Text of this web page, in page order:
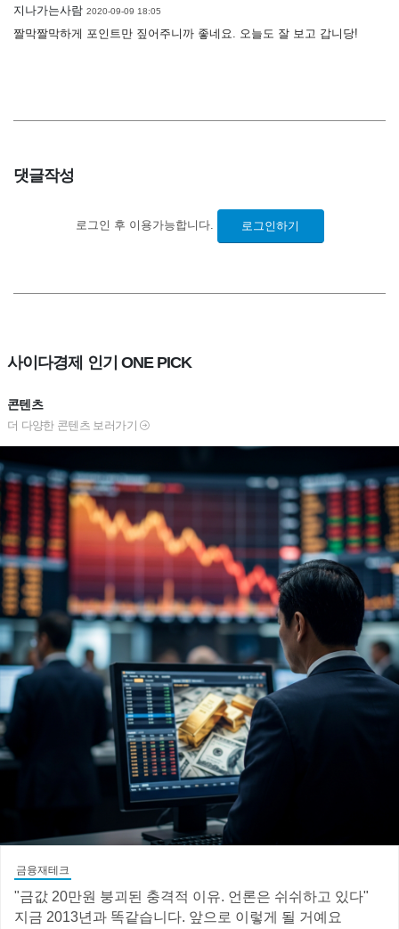
지나가는사람 2020-09-09 18:05
짤막짤막하게 포인트만 짚어주니까 좋네요. 오늘도 잘 보고 갑니당!
댓글작성
로그인 후 이용가능합니다. 로그인하기
사이다경제 인기 ONE PICK
콘텐츠
더 다양한 콘텐츠 보러가기
금융재테크
"금값 20만원 붕괴된 충격적 이유. 언론은 쉬쉬하고 있다"
지금 2013년과 똑같습니다. 앞으로 이렇게 될 거예요